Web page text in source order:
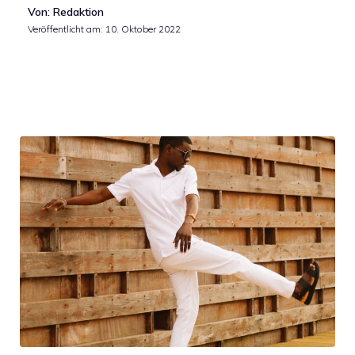
Von: Redaktion
Veröffentlicht am: 10. Oktober 2022